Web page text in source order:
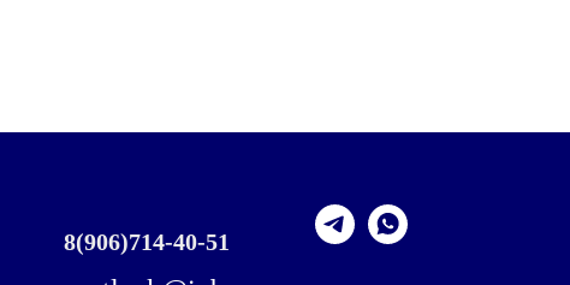
8(906)714-40-51